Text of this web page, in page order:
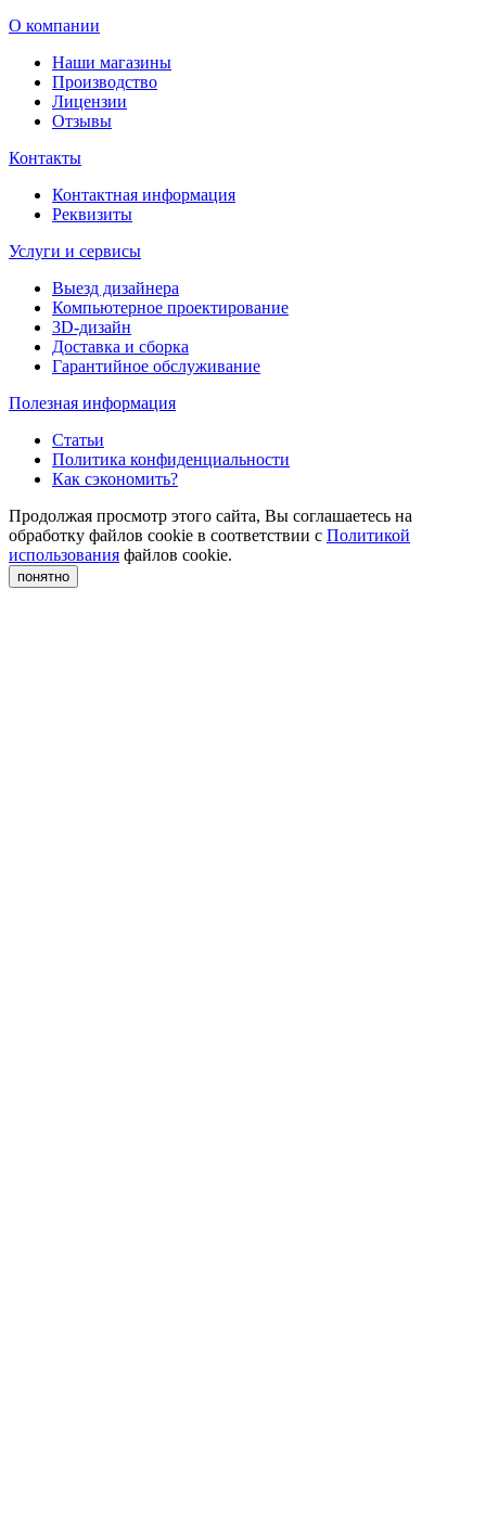
О компании
Наши магазины
Производство
Лицензии
Отзывы
Контакты
Контактная информация
Реквизиты
Услуги и сервисы
Выезд дизайнера
Компьютерное проектирование
3D-дизайн
Доставка и сборка
Гарантийное обслуживание
Полезная информация
Статьи
Политика конфиденциальности
Как сэкономить?
Продолжая просмотр этого сайта, Вы соглашаетесь на
обработку файлов cookie в соответствии с Политикой
использования файлов cookie.
понятно